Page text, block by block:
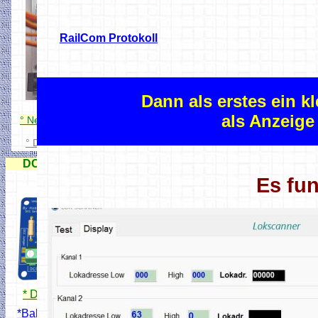
DCC 8 fach Servo-Decoder
* DCC Servodecoder
*Bahnschrankendecoder
° Neuer DCC Servo Schaltdecoder
° DCC Servo + Schaltdecoder
RailCom Protokoll
Dann als erstes ein
als
Es